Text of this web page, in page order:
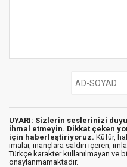
UYARI: Sizlerin seslerinizi
ihmal etmeyin. Dikkat çeken
için haberleştiriyoruz. Küfür,
imalar, inançlara saldırı içeren,
Türkçe karakter kullanılmayan ve
onaylanmamaktadır.